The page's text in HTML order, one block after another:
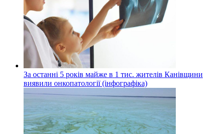
За останні 5 років майже в 1 тис. жителів Канівщини
виявили онкопатології (інфографіка)